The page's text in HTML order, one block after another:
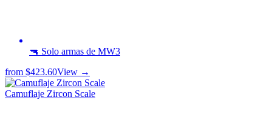
🔫 Solo armas de MW3
from $423.60View →
Camuflaje Zircon Scale